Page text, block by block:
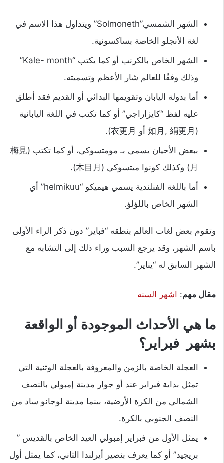
الشهر الشمسي”Solmoneth” ويتداول هذا الاسم في
لغة الأنجلو الخاصة بساكسونية.
الشهر الخاص بالكرنب أو كما يكتب “Kale- month”
وذلك وفقًا للعالم شار الأعظم وتسميته.
أما بدولة اليابان وتقويمها البدائي أو القديم فقد أطلق
عليه لفظ “كايزاراجي” أو كما تكتب في اللغة اليابانية
(如月, 絹更月 أو 衣更月).
ببعض الأحيان يسمى بـ مومتسوكى، أو كما تكتب (梅見
月) وكذلك كونوا ميتسوكي (木目月).
أما باللغة الفنلندية يسمي هيميكو “helmikuu” أي
الشهر الخاص باللؤلؤ.
وتقوم بعض لغات العالم بنطقه “فباير” دون ذكر الراء الأولى
باسم الشهر، وقد يرجع السبب وراء ذلك إلى التشابه مع
الشهر السابق له “يناير”.
مقال مهم: اشهر السنه
ما هي الأحداث الموجودة أو الواقعة
بشهر فبراير؟
العجلة الخاصة بالزمن والمعروفة بالعجلة الوثنية التي
تمثل بداية فبراير عند أو جوار مدينة إمبولي بالنصف
الشمالي من الكرة الأرضية، بينما مدينة لوجانو ساد من
النصف الجنوبي بالكرة.
يمثل الأول من فبراير إمبولي العيد الخاص بالقديس ”
بريجيد” أو كما يعرف بنصير أيرلندا الثاني، كما يمثل أول